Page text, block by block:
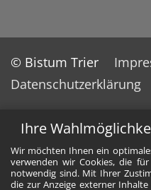
Ihre
Wir möchten Ihnen ein
verwenden wir Cookies, die
notwendig sind. Mit Ihrer
die zur Anzeige externer
© Bistum Trier
Datenschutzerklärung